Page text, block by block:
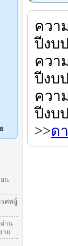
น
ศพผู้
ผ่าน
าย
ควา
ปีงบ
ควา
ปีงบ
ควา
ปีงบ
>>ด